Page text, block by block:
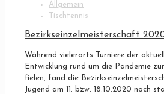
Allgemein
Tischtennis
Bezirkseinzelmeisterschaft
Während vielerorts Turniere der
Entwicklung rund um die Pandemie
fielen, fand die
Jugend am 11. bzw. 18.10.2020 noch